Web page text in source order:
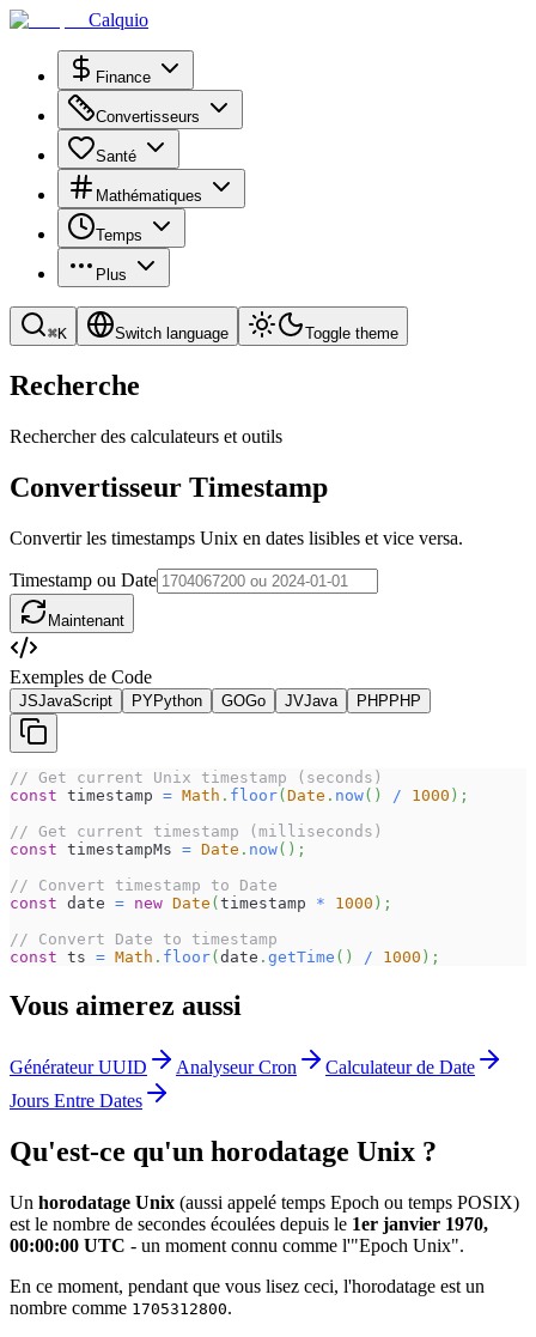
Calquio
Finance
Convertisseurs
Santé
Mathématiques
Temps
Plus
⌘K Switch language Toggle theme
Recherche
Rechercher des calculateurs et outils
Convertisseur Timestamp
Convertir les timestamps Unix en dates lisibles et vice versa.
Timestamp ou Date
Maintenant
Exemples de Code
JSJavaScript PYPython GOGo JVJava PHPPHP
// Get current Unix timestamp (seconds)
const timestamp = Math . floor(Date . now( ) / 1000 ) ;
// Get current timestamp (milliseconds)
const timestampMs = Date . now( ) ;
// Convert timestamp to Date
const date = new Date (timestamp * 1000 ) ;
// Convert Date to timestamp
const ts = Math . floor(date . getTime ( ) / 1000 ) ;
Vous aimerez aussi
Générateur UUID Analyseur Cron
Calculateur de Date
Jours Entre Dates
Qu'est-ce qu'un horodatage Unix ?
Un horodatage Unix (aussi appelé temps Epoch ou temps POSIX)
est le nombre de secondes écoulées depuis le 1er janvier 1970,
00:00:00 UTC - un moment connu comme l'"Epoch Unix".
En ce moment, pendant que vous lisez ceci, l'horodatage est un
nombre comme 1705312800.